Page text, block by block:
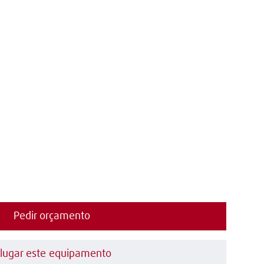
Pedir orçamento
este equipamento